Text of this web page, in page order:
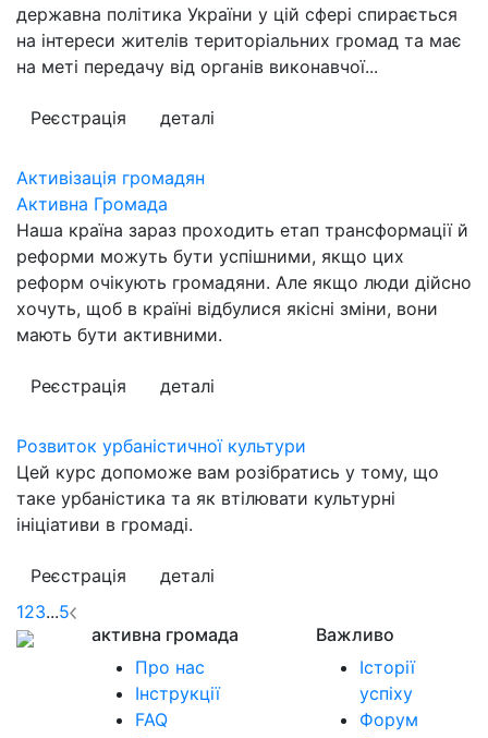
державна політика України у цій сфері спирається
на інтереси жителів територіальних громад та має
на меті передачу від органів виконавчої...
Реєстрація деталі
Активізація громадян
Активна Громада
Наша країна зараз проходить етап трансформації й
реформи можуть бути успішними, якщо цих
реформ очікують громадяни. Але якщо люди дійсно
хочуть, щоб в країні відбулися якісні зміни, вони
мають бути активними.
Реєстрація деталі
Розвиток урбаністичної культури
Цей курс допоможе вам розібратись у тому, що
таке урбаністика та як втілювати культурні
ініціативи в громаді.
Реєстрація
деталі
123...5
активна громада
Про нас
Інструкції
FAQ
Важливо
Історії
успіху
Форум